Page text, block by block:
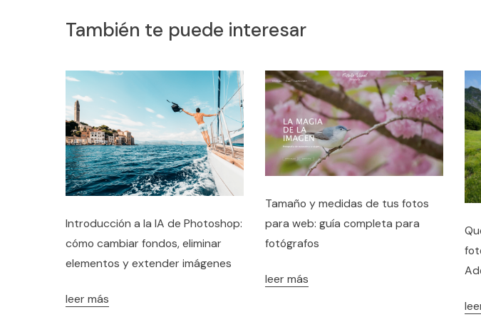
También te puede interesar
Introducción a la IA de Photoshop:
cómo cambiar fondos, eliminar
elementos y extender imágenes
leer más
Tamaño y medidas de tus fotos
para web: guía completa para
fotógrafos
leer más